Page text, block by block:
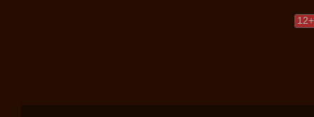
12+